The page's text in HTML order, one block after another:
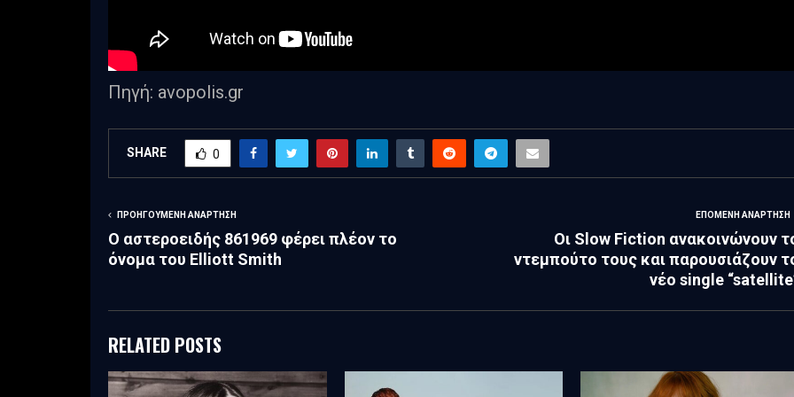
Πηγή: avopolis.gr
SHARE 0
ΠΡΟΗΓΟΎΜΕΝΗ ΑΝΆΡΤΗΣΗ
Ο αστεροειδής 861969 φέρει πλέον το
όνομα του Elliott Smith
ΕΠΌΜΕΝΗ ΑΝΆΡΤΗΣΗ
Οι Slow Fiction ανακοινώνουν
ντεμπούτο τους και παρουσιάζουν
νέο single
RELATED POSTS